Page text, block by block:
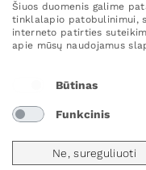
Mėgstamiausi
Šiuos duomenis galime
tinklalapio patobulinimui,
interneto patirties
apie mūsų naudojamus
Būtinas
Funkcinis
Ne, sureguliuoti